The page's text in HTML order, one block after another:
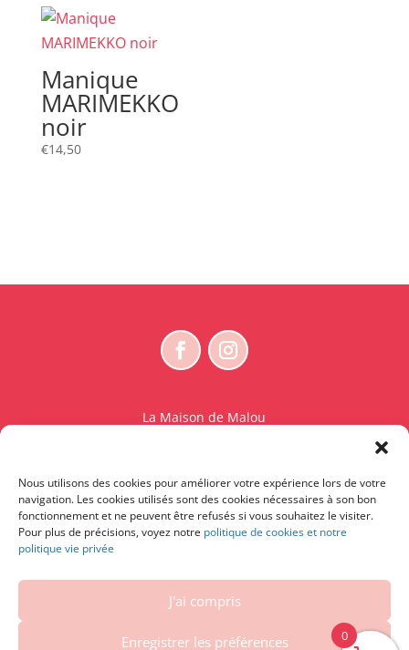
Nous utilisons des cookies pour améliorer votre expérience lors de votre
navigation. Les cookies utilisés sont des cookies nécessaires à son bon
fonctionnement et ne peuvent être refusés si vous souhaitez le visiter.
Pour plus de précisions, voyez notre politique de cookies et notre
politique vie privée
J'ai compris
Enregistrer les préférences
Manique
MARIMEKKO
noir
€14,50
La Maison de Malou
BE 0765.825.589
© La Maison de Malou – TDM interdit sauf accord
écrit préalable | Entraînement d’IA strictement
interdit.
Conditions générales – Conditions
Droit de0